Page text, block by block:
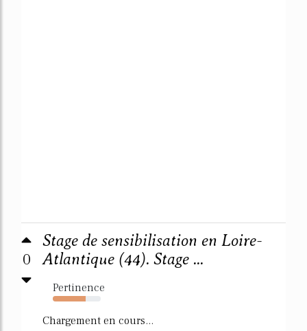
0
Stage de sensibilisation en Loire-
Atlantique (44). Stage ...
Pertinence
69%
Chargement en cours...